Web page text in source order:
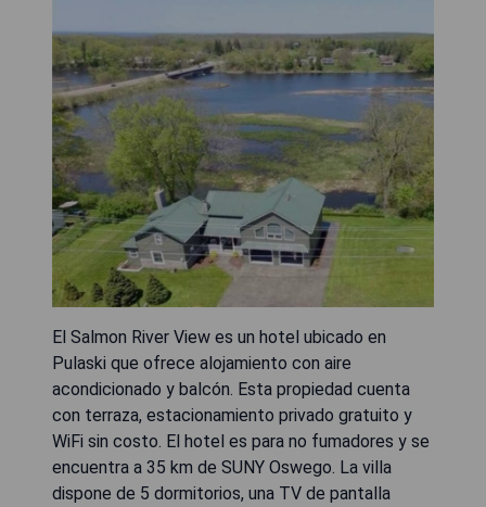
El Salmon River View es un hotel ubicado en
Pulaski que ofrece alojamiento con aire
acondicionado y balcón. Esta propiedad cuenta
con terraza, estacionamiento privado gratuito y
WiFi sin costo. El hotel es para no fumadores y se
encuentra a 35 km de SUNY Oswego. La villa
dispone de 5 dormitorios, una TV de pantalla